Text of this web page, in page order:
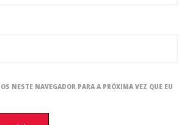
NESTE NAVEGADOR PARA A PRÓXIMA VEZ QUE EU